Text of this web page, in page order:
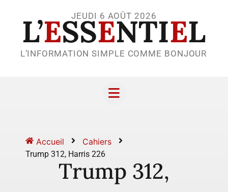
JEUDI 6 AOÛT 2026
L’ESSENTIEL
L’INFORMATION SIMPLE COMME BONJOUR
Accueil Cahiers
Trump 312, Harris 226
Trump 312,